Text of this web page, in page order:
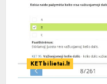
KETbilietai.lt